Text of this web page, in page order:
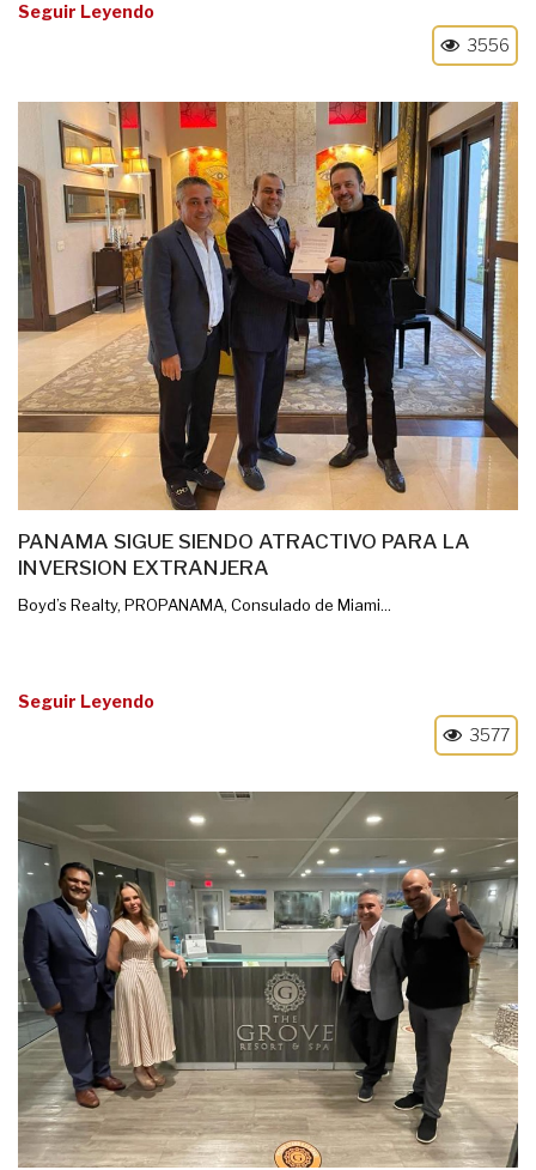
Seguir Leyendo
3556
PANAMA SIGUE SIENDO ATRACTIVO PARA LA
INVERSION EXTRANJERA
Boyd’s Realty, PROPANAMA, Consulado de Miami...
Seguir Leyendo
3577